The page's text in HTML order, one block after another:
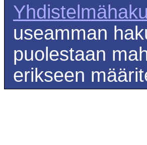
useamman
puolestaan
erikseen